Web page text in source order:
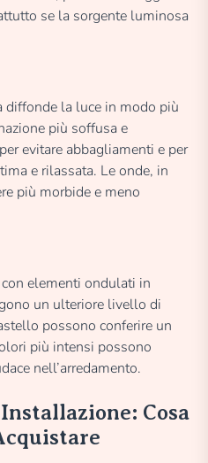
se la sorgente luminosa
diffonde la luce in modo più
più soffusa e
evitare abbagliamenti e per
e rilassata. Le onde, in
più morbide e meno
elementi ondulati in
un ulteriore livello di
possono conferire un
più intensi possono
nell’arredamento.
Cosa